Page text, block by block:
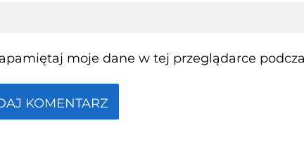
moje dane w tej przeglądarce